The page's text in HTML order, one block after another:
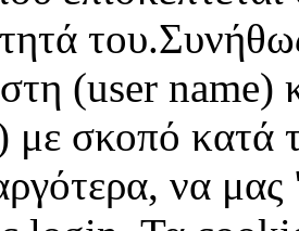
(user name)
σκοπό κατά
να μας